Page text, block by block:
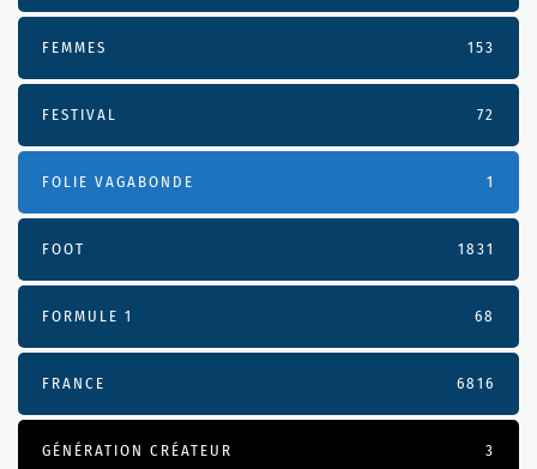
FEMMES 153
FESTIVAL 72
FOLIE VAGABONDE 1
FOOT 1831
FORMULE 1 68
FRANCE 6816
GÉNÉRATION CRÉATEUR 3